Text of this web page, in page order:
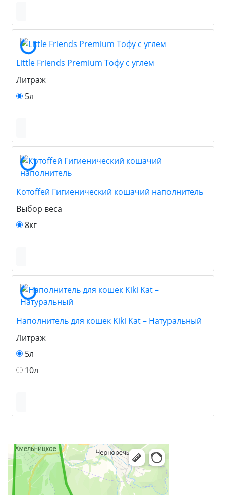
Little Friends Premium Тофу с углем
Литраж
5л
Котоffей Гигиенический кошачий наполнитель
Выбор веса
8кг
Наполнитель для кошек Kiki Kat – Натуральный
Литраж
5л
10л